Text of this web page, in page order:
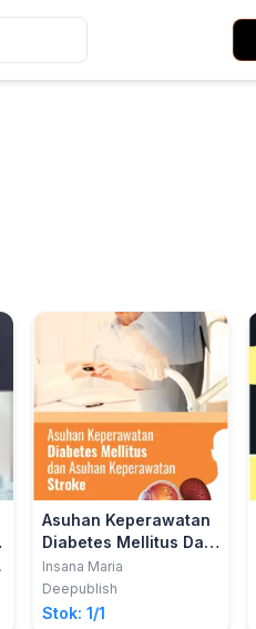
Asuhan Keperawatan
Diabetes Mellitus Dan
Asuhan Keperawatan
Stroke
Insana Maria
Deepublish
Stok: 1/1